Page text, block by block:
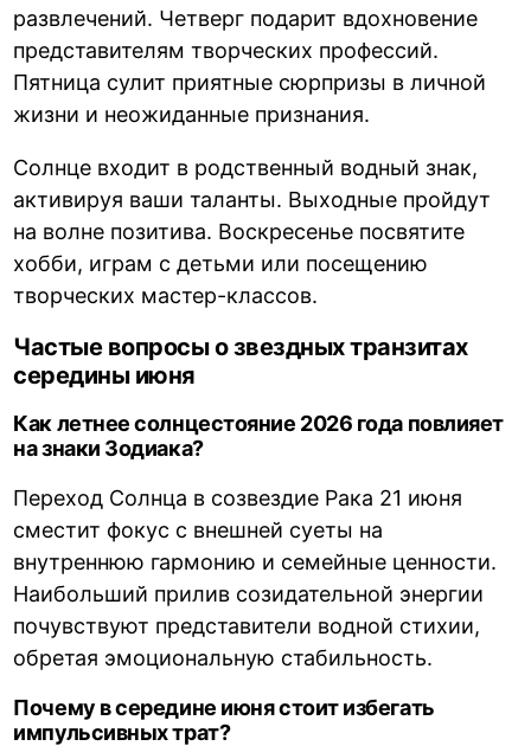
развлечений. Четверг подарит вдохновение
представителям творческих профессий.
Пятница сулит приятные сюрпризы в личной
жизни и неожиданные признания.
Солнце входит в родственный водный знак,
активируя ваши таланты. Выходные пройдут
на волне позитива. Воскресенье посвятите
хобби, играм с детьми или посещению
творческих мастер-классов.
Частые вопросы о звездных транзитах
середины июня
Как летнее солнцестояние 2026 года повлияет
на знаки Зодиака?
Переход Солнца в созвездие Рака 21 июня
сместит фокус с внешней суеты на
внутреннюю гармонию и семейные ценности.
Наибольший прилив созидательной энергии
почувствуют представители водной стихии,
обретая эмоциональную стабильность.
Почему в середине июня стоит избегать
импульсивных трат?